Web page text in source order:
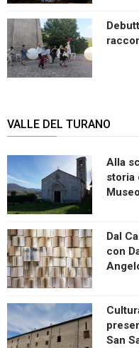
VALLE DEL TURANO
Alla
storia
Dal
con
San